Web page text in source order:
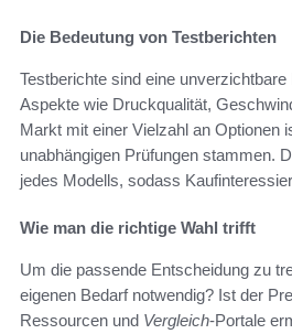
Die Bedeutung von Testberichten
Testberichte sind eine unverzichtbare
Aspekte wie Druckqualität,
Markt mit einer Vielzahl an Optionen
unabhängigen Prüfungen stammen.
jedes Modells, sodass
Wie man die richtige Wahl trifft
Um die passende Entscheidung zu
eigenen Bedarf notwendig? Ist der
Ressourcen und Vergleich-Portale